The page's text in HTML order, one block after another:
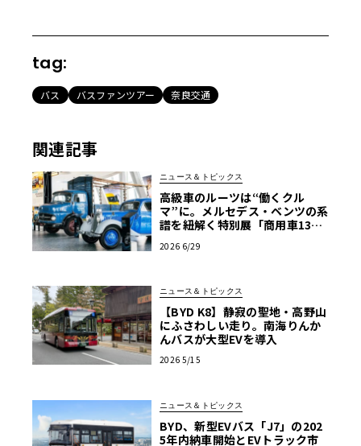
tag:
バス バスファンツアー 奈良交通
関連記事
ニュース＆トピックス
高級車のルーツは“働くクル
マ”に。メルセデス・ベンツの系
譜を紐解く特別展「商用車130
2026 6/29
ニュース＆トピックス
【BYD K8】静寂の聖地・高野山
にふさわしい走り。南海りんか
んバスが大型EVを導入
2026 5/15
ニュース＆トピックス
BYD、新型EVバス「J7」の202
5年内納車開始とEVトラック市